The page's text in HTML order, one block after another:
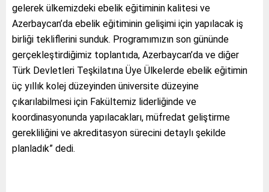
gelerek ülkemizdeki ebelik eğitiminin kalitesi ve
Azerbaycan’da ebelik eğitiminin gelişimi için yapılacak iş
birliği tekliflerini sunduk. Programımızın son gününde
gerçekleştirdiğimiz toplantıda, Azerbaycan’da ve diğer
Türk Devletleri Teşkilatına Üye Ülkelerde ebelik eğitimin
üç yıllık kolej düzeyinden üniversite düzeyine
çıkarılabilmesi için Fakültemiz liderliğinde ve
koordinasyonunda yapılacakları, müfredat geliştirme
gerekliliğini ve akreditasyon sürecini detaylı şekilde
planladık” dedi.